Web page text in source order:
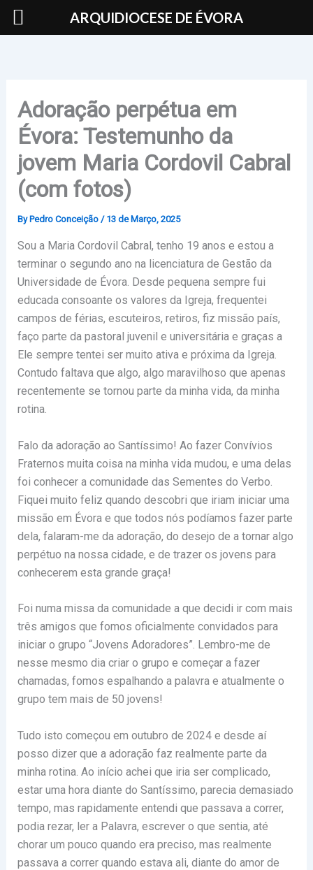
Skip
Adoração perpétua em
Évora: Testemunho da
jovem Maria Cordovil Cabral
(com fotos)
By Pedro Conceição / 13 de Março, 2025
Sou a Maria Cordovil Cabral, tenho 19 anos e estou a
terminar o segundo ano na licenciatura de Gestão da
Universidade de Évora. Desde pequena sempre fui
educada consoante os valores da Igreja, frequentei
campos de férias, escuteiros, retiros, fiz missão país,
faço parte da pastoral juvenil e universitária e graças a
Ele sempre tentei ser muito ativa e próxima da Igreja.
Contudo faltava que algo, algo maravilhoso que apenas
recentemente se tornou parte da minha vida, da minha
rotina.
Falo da adoração ao Santíssimo! Ao fazer Convívios
Fraternos muita coisa na minha vida mudou, e uma delas
foi conhecer a comunidade das Sementes do Verbo.
Fiquei muito feliz quando descobri que iriam iniciar uma
missão em Évora e que todos nós podíamos fazer parte
dela, falaram-me da adoração, do desejo de a tornar algo
perpétuo na nossa cidade, e de trazer os jovens para
conhecerem esta grande graça!
Foi numa missa da comunidade a que decidi ir com mais
três amigos que fomos oficialmente convidados para
iniciar o grupo “Jovens Adoradores”. Lembro-me de
nesse mesmo dia criar o grupo e começar a fazer
chamadas, fomos espalhando a palavra e atualmente o
grupo tem mais de 50 jovens!
Tudo isto começou em outubro de 2024 e desde aí
posso dizer que a adoração faz realmente parte da
minha rotina. Ao início achei que iria ser complicado,
estar uma hora diante do Santíssimo, parecia demasiado
tempo, mas rapidamente entendi que passava a correr,
podia rezar, ler a Palavra, escrever o que sentia, até
chorar um pouco quando era preciso, mas realmente
passava a correr quando estava ali, diante do amor de
ARQUIDIOCESE DE ÉVORA